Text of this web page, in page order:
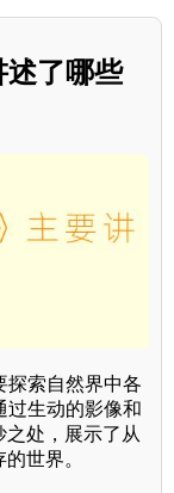
述了哪些
探索自然界中各
过生动的影像和
处，展示了从
世界。